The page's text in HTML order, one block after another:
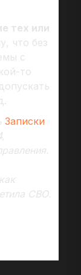
тех или
что без
с
то
Записки
СВО.